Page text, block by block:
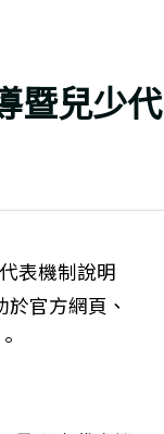
暨兒少代
表機制說明
官方網頁、